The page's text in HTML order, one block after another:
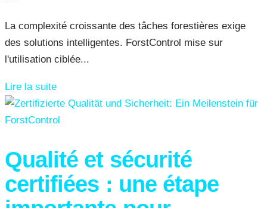
La complexité croissante des tâches forestières exige
des solutions intelligentes. ForstControl mise sur
l'utilisation ciblée...
Lire la suite
Qualité et sécurité
certifiées : une étape